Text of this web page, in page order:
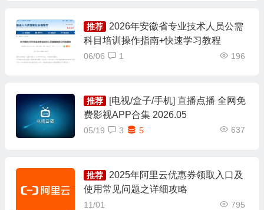
推荐
2026年安徽省专业技术人员公需
科目培训操作指南+快速学习教程
06/06 196
1
推荐
[电视/盒子/手机] 直播点播 全网免
费影视APP合集 2026.05
05/19 637
3 5
推荐
2025年阿里云优惠券领取入口及
使用常见问题之详细攻略
11/01 795